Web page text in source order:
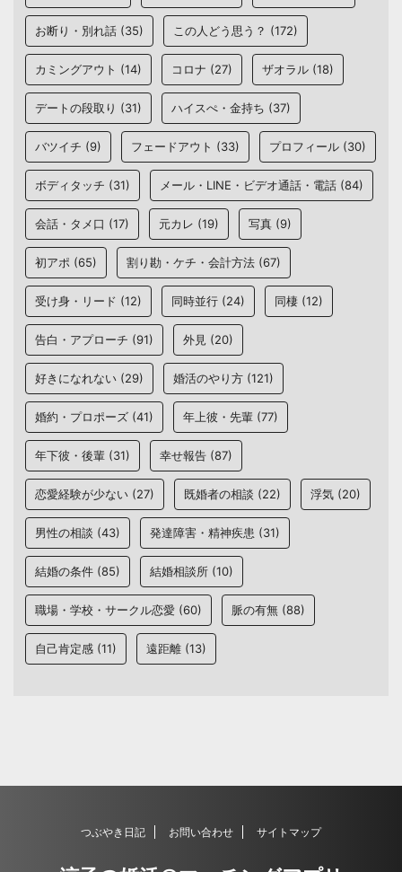
お断り・別れ話 (35) この人どう思う？ (172)
カミングアウト (14) コロナ (27) ザオラル (18)
デートの段取り (31) ハイスぺ・金持ち (37)
バツイチ (9) フェードアウト (33) プロフィール (30)
ボディタッチ (31) メール・LINE・ビデオ通話・電話 (84)
会話・タメ口 (17) 元カレ (19) 写真 (9)
初アポ (65) 割り勘・ケチ・会計方法 (67)
受け身・リード (12) 同時並行 (24) 同棲 (12)
告白・アプローチ (91) 外見 (20)
好きになれない (29) 婚活のやり方 (121)
婚約・プロポーズ (41) 年上彼・先輩 (77)
年下彼・後輩 (31) 幸せ報告 (87)
恋愛経験が少ない (27) 既婚者の相談 (22) 浮気 (20)
男性の相談 (43) 発達障害・精神疾患 (31)
結婚の条件 (85) 結婚相談所 (10)
職場・学校・サークル恋愛 (60) 脈の有無 (88)
自己肯定感 (11) 遠距離 (13)
つぶやき日記 お問い合わせ サイトマップ